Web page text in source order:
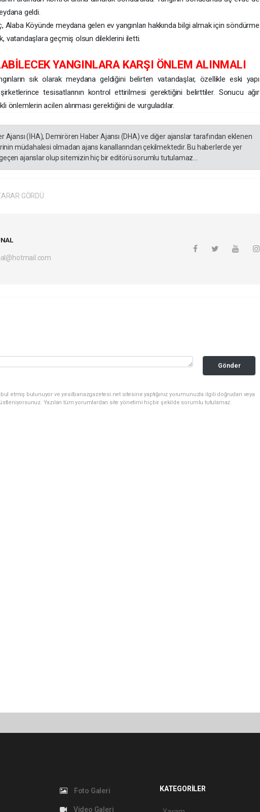
geldi.
Alaba Köyünde meydana gelen ev yangınları hakkında bilgi almak için söndürme
vatandaşlara geçmiş olsun dileklerini iletti.
YANGINLARA KARŞI ÖNLEM ALINMALI
sık olarak meydana geldiğini belirten vatandaşlar, özellikle eski yapı
tesisatlarının kontrol ettirilmesi gerektiğini belirttiler. Sonucu ağır
önlemlerin acilen alınması gerektiğini de vurguladılar.
Ajansı (İHA), Demirören Haber Ajansı (DHA) ve diğer ajanslar tarafından eklenen
müdahalesi olmadan ajans kanallarından çekilmektedir. Bu haberlerde yer
ajanslar olup sitemizin hiç bir editörü sorumlu tutulamaz...
GÖRDÜ
Gönder
etmiş bulunuyor ve yesilbanazgazetesi.net sitesine yaptığınız yorumunuzla ilgili doğrudan veya
Yazılan tüm yorumlardan site yönetimi hiçbir şekilde sorumlu tutulamaz.
Foto Galeri
Video Galeri
KATEGORİLER